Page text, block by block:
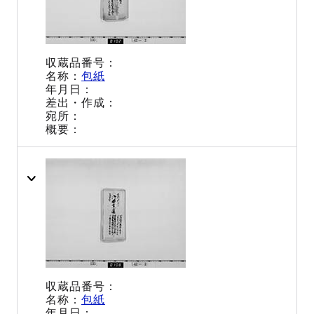
包紙
包紙